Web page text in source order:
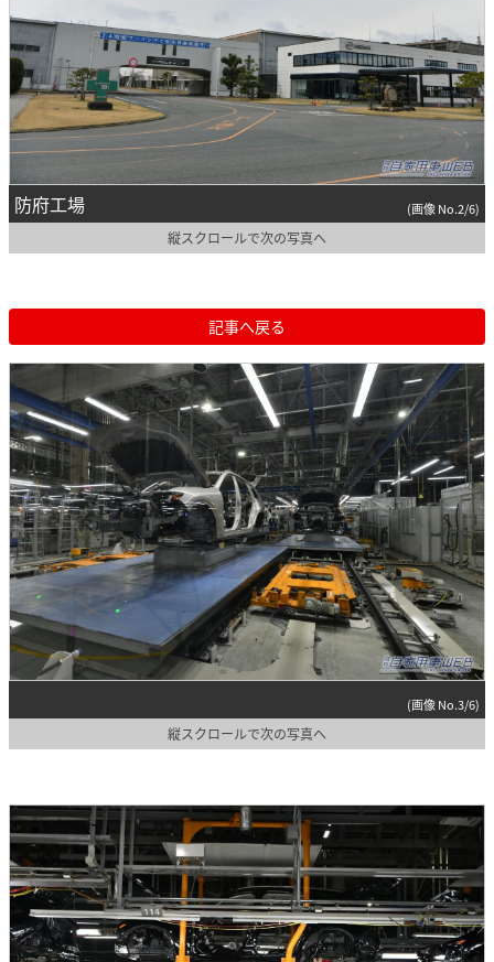
防府工場 (画像 No.2/6)
縦スクロールで次の写真へ
記事へ戻る
(画像 No.3/6)
縦スクロールで次の写真へ